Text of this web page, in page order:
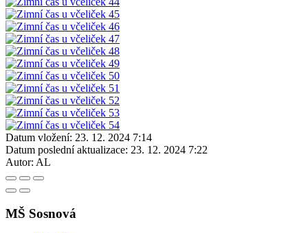
Datum vložení: 23. 12. 2024 7:14
Datum poslední aktualizace: 23. 12. 2024 7:22
Autor: AL
MŠ Sosnová